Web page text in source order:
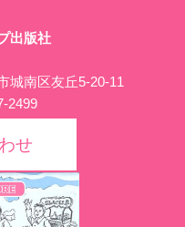
出版社
城南区友丘5-20-11
2499
せ